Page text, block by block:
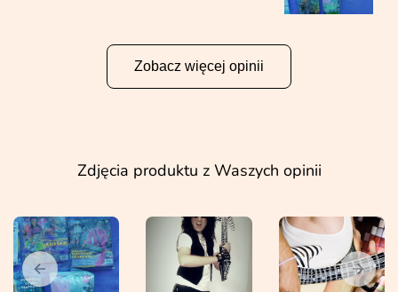
Zobacz więcej opinii
Zdjęcia produktu z Waszych opinii